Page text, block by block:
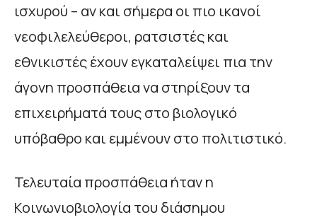
ισχυρού – αν και σήμερα οι πιο ικανοί
νεοφιλελεύθεροι, ρατσιστές και
εθνικιστές έχουν εγκαταλείψει πια την
άγονη προσπάθεια να στηρίξουν τα
επιχειρήματά τους στο βιολογικό
υπόβαθρο και εμμένουν στο πολιτιστικό.
Τελευταία προσπάθεια ήταν η
Κοινωνιοβιολογία του διάσημου